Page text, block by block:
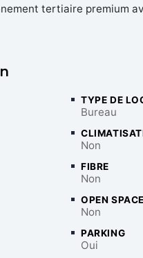
tertiaire premium
TYPE DE
Bureau
Non
FIBRE
Non
OPEN SPACE
Non
PARKING
Oui